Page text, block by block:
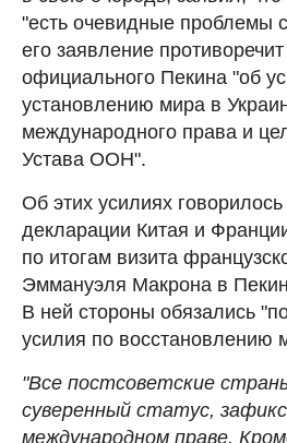
"есть очевидные проблемы
его заявление
официального Пекина "об
установлению мира в
международного права и
Устава ООН".
Об этих усилиях
декларации Китая и
по итогам визита
Эммануэля Макрона в
В ней стороны обязались
усилия по восстановлению
"Все постсоветские
суверенный статус,
международном праве.